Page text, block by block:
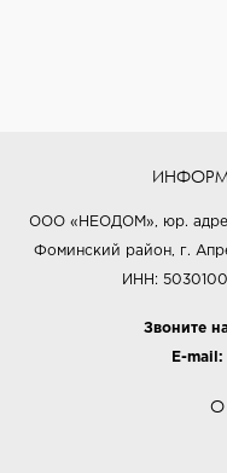
ООО «НЕОДОМ», юр.
Фоминский район, г.
ИНН:
Звоните
E-mail:
О